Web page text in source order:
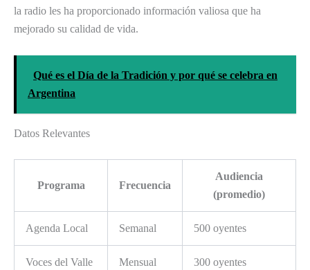
la radio les ha proporcionado información valiosa que ha
mejorado su calidad de vida.
Qué es el Día de la Tradición y por qué se celebra en
Argentina
Datos Relevantes
Programa Frecuencia
Audiencia
(promedio)
Agenda Local Semanal 500 oyentes
Voces del Valle Mensual 300 oyentes